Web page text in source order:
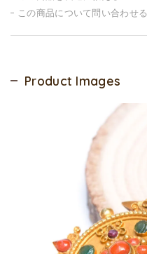
この商品について問い合わせる
Product Images